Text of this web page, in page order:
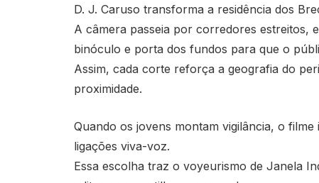
D. J. Caruso transforma a residência dos
A câmera passeia por corredores estreitos,
binóculo e porta dos fundos para que o
Assim, cada corte reforça a geografia do
proximidade.
Quando os jovens montam vigilância, o
ligações viva-voz.
Essa escolha traz o voyeurismo de Janela